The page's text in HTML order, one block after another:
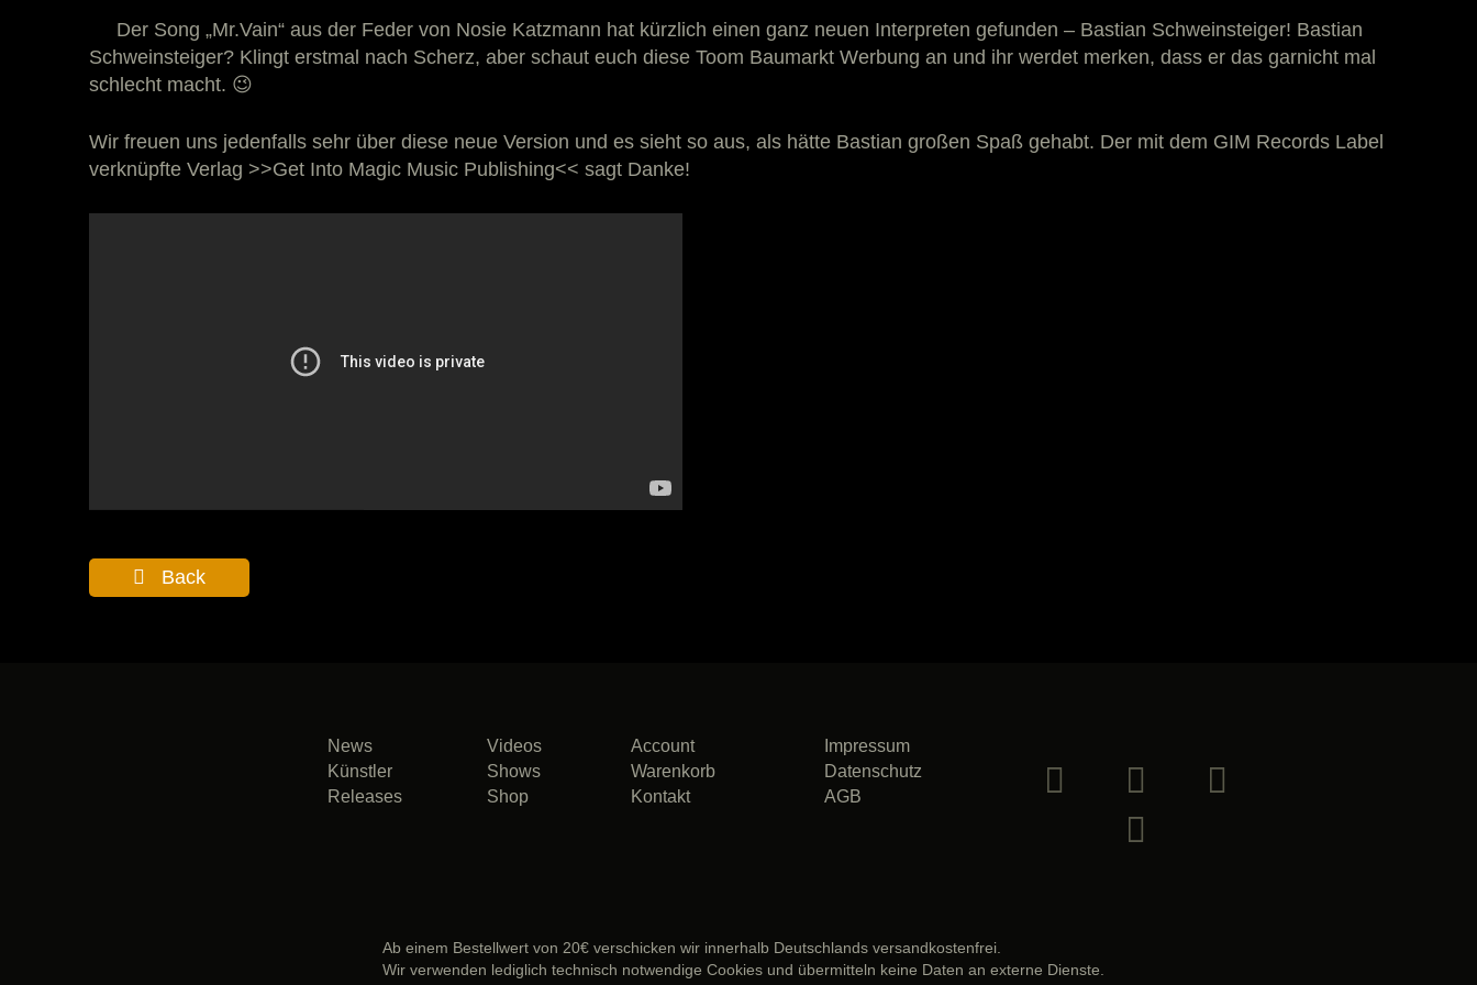
Der Song „Mr.Vain“ aus der Feder von Nosie Katzmann hat kürzlich einen ganz neuen Interpreten gefunden – Bastian Schweinsteiger! Bastian
Schweinsteiger? Klingt erstmal nach Scherz, aber schaut euch diese Toom Baumarkt Werbung an und ihr werdet merken, dass er das garnicht mal
schlecht macht. 😉
Wir freuen uns jedenfalls sehr über diese neue Version und es sieht so aus, als hätte Bastian großen Spaß gehabt. Der mit dem GIM Records Label
verknüpfte Verlag >>Get Into Magic Music Publishing<< sagt Danke!
Back
News
Künstler
Releases
Videos
Shows
Shop
Account
Warenkorb
Kontakt
Impressum
Datenschutz
AGB
Ab einem Bestellwert von 20€ verschicken wir innerhalb Deutschlands versandkostenfrei.
Wir verwenden lediglich technisch notwendige Cookies und übermitteln keine Daten an externe Dienste.